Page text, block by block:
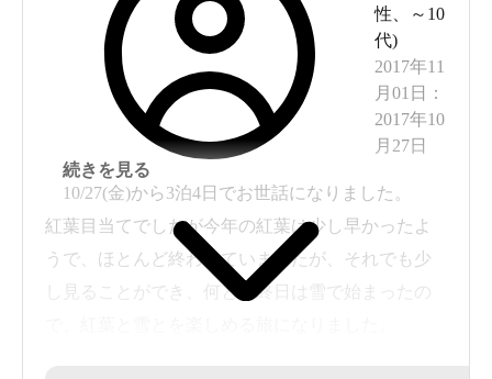
性
～10
代)
2017年11
月01日
：
2017年10
月27日
10/27(金)から3泊4日でお世話になりました。
紅葉目当てでしたが今年の紅葉は少し早かったよ
うで、ほとんど終わっていましたが、それでも少
し見ることができ、何と最終日は雪で始まったの
続きを見る